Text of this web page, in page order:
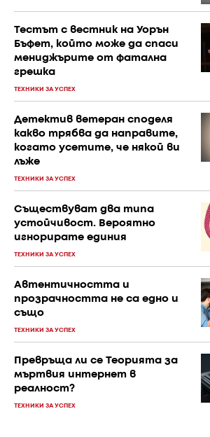
Тестът с вестник на Уорън
Бъфет, който може да спаси
мениджърите от фатална
грешка
ТЕХНИКИ ЗА УСПЕХ
Детектив ветеран споделя
какво трябва да направите,
когато усетите, че някой ви
лъже
ТЕХНИКИ ЗА УСПЕХ
Съществуват два типа
устойчивост. Вероятно
игнорирате единия
ТЕХНИКИ ЗА УСПЕХ
Автентичността и
прозрачността не са едно и
също
ТЕХНИКИ ЗА УСПЕХ
Превръща ли се Теорията за
мъртвия интернет в
реалност?
ТЕХНИКИ ЗА УСПЕХ